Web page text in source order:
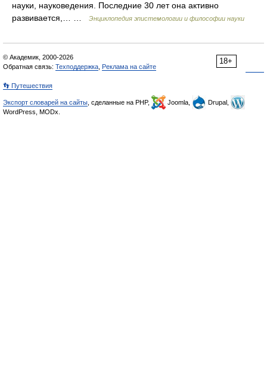
науки, науковедения. Последние 30 лет она активно
развивается,… …
Энциклопедия эпистемологии и философии науки
18+
© Академик, 2000-2026
Обратная связь: Техподдержка Реклама на сайте
👣 Путешествия
Экспорт словарей на сайты , сделанные на PHP, Joomla,
Drupal,
WordPress, MODx.